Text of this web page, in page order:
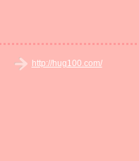
http://hug100.com/